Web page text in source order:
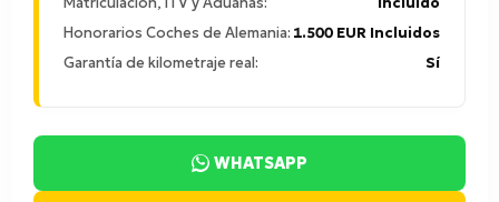
Honorarios Coches de Alemania: 1.500 EUR Incluidos
Garantía de kilometraje real:
Sí
WHATSAPP